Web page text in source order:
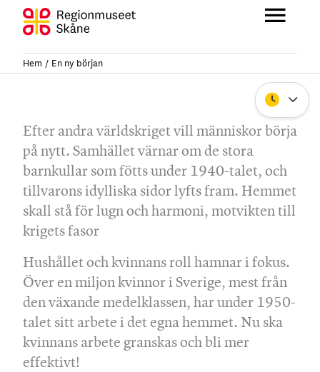
Hoppa
innehåll
Stäng
Hem En ny början
Efter andra världskriget vill människor börja
på nytt. Samhället värnar om de stora
barnkullar som fötts under 1940-talet, och
tillvarons idylliska sidor lyfts fram. Hemmet
skall stå för lugn och harmoni, motvikten till
krigets fasor
Hushållet och kvinnans roll hamnar i fokus.
Över en miljon kvinnor i Sverige, mest från
den växande medelklassen, har under 1950-
talet sitt arbete i det egna hemmet. Nu ska
kvinnans arbete granskas och bli mer
effektivt!